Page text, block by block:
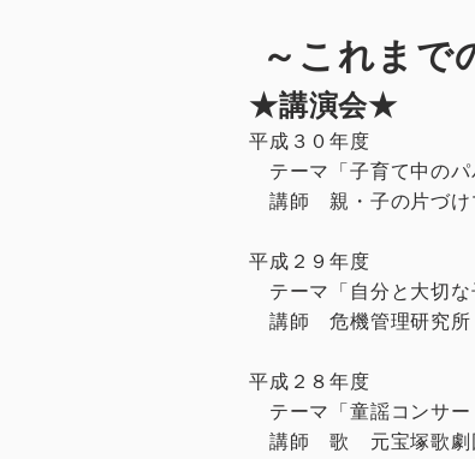
～これまで
★講演会★
平成３０年度
テーマ「子育て中のパ
講師 親・子の片づけ
平成２９年度
テーマ「自分と大切な
講師 危機管理研究
平成２８年度
テーマ「童謡コンサー
講師 歌 元宝塚歌劇